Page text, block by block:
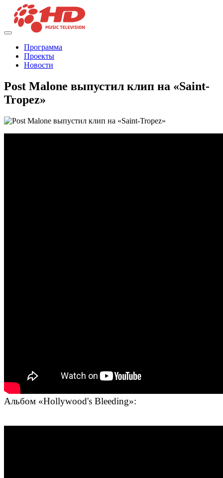
Программа
Проекты
Новости
Post Malone выпустил клип на «Saint-
Tropez»
Альбом «Hollywood's Bleeding»: